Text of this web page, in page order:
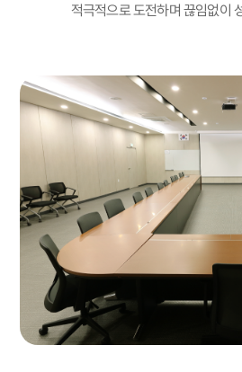
적극적으로 도전하며 끊임없이